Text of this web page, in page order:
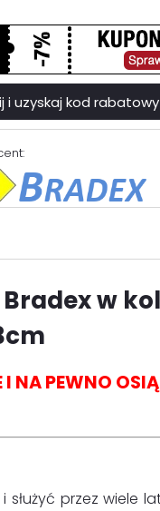
i uzyskaj kod
w
NA PEWNO
przez wiele